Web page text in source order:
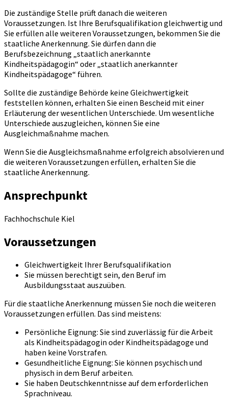
Die zuständige Stelle prüft danach die weiteren
Voraussetzungen. Ist Ihre Berufsqualifikation gleichwertig und
Sie erfüllen alle weiteren Voraussetzungen, bekommen Sie die
staatliche Anerkennung. Sie dürfen dann die
Berufsbezeichnung „staatlich anerkannte
Kindheitspädagogin“ oder „staatlich anerkannter
Kindheitspädagoge“ führen.
Sollte die zuständige Behörde keine Gleichwertigkeit
feststellen können, erhalten Sie einen Bescheid mit einer
Erläuterung der wesentlichen Unterschiede. Um wesentliche
Unterschiede auszugleichen, können Sie eine
Ausgleichmaßnahme machen.
Wenn Sie die Ausgleichsmaßnahme erfolgreich absolvieren und
die weiteren Voraussetzungen erfüllen, erhalten Sie die
staatliche Anerkennung.
Ansprechpunkt
Fachhochschule Kiel
Voraussetzungen
Gleichwertigkeit Ihrer Berufsqualifikation
Sie müssen berechtigt sein, den Beruf im
Ausbildungsstaat auszuüben.
Für die staatliche Anerkennung müssen Sie noch die weiteren
Voraussetzungen erfüllen. Das sind meistens:
Persönliche Eignung: Sie sind zuverlässig für die Arbeit
als Kindheitspädagogin oder Kindheitspädagoge und
haben keine Vorstrafen.
Gesundheitliche Eignung: Sie können psychisch und
physisch in dem Beruf arbeiten.
Sie haben Deutschkenntnisse auf dem erforderlichen
Sprachniveau.